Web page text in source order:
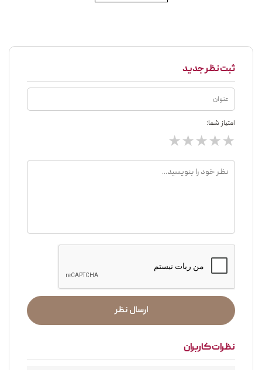
ثبت نظر جدید
امتیاز شما:
★
★
★
★
★
ارسال نظر
نظرات کاربران